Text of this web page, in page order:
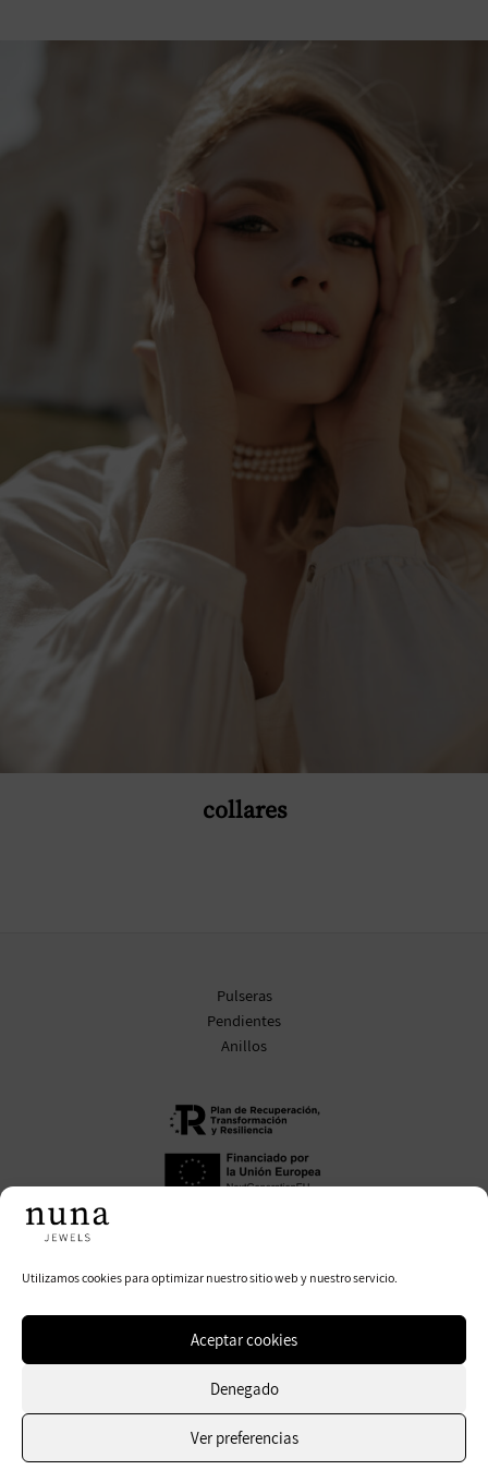
Utilizamos cookies para optimizar nuestro sitio web y nuestro servicio.
Aceptar cookies
Denegado
Ver preferencias
collares
Pulseras
Pendientes
Anillos
Política de Cookies
Copyright © 2026 Nuna Jewels | Powered by CETREX Marketing